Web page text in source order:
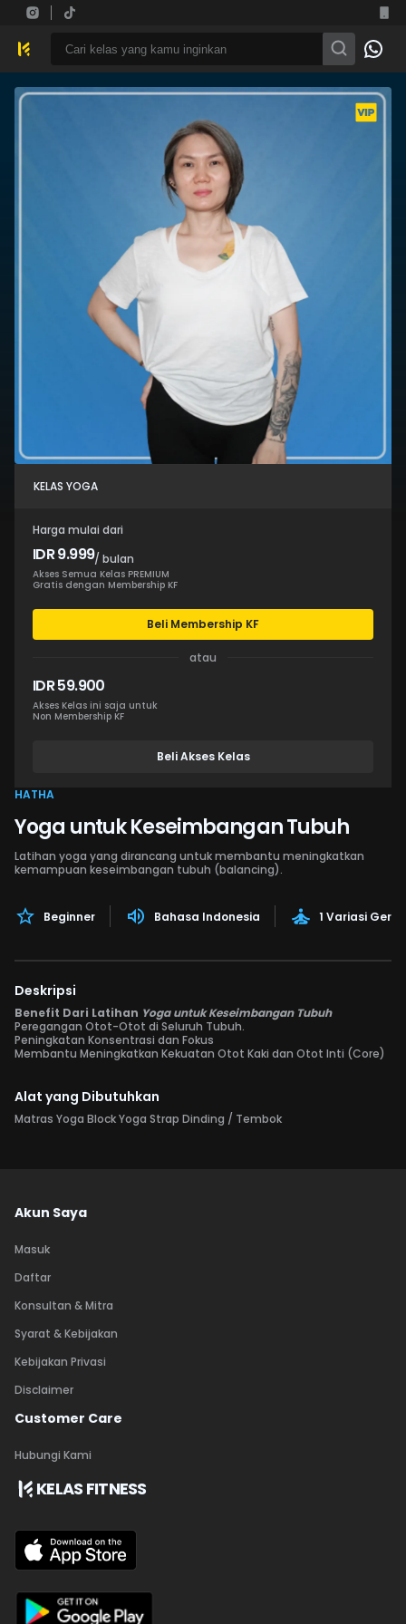
KELAS YOGA
Harga mulai dari
IDR 9.999/ bulan
Akses Semua Kelas PREMIUM
Gratis dengan Membership KF
Beli Membership KF
atau
IDR 59.900
Akses Kelas ini saja untuk
Non Membership KF
Beli Akses Kelas
HATHA
Yoga untuk Keseimbangan Tubuh
Latihan yoga yang dirancang untuk membantu meningkatkan
kemampuan keseimbangan tubuh (balancing).
Beginner Bahasa Indonesia 1 Variasi
Deskripsi
Benefit Dari Latihan Yoga untuk Keseimbangan Tubuh
Peregangan Otot-Otot di Seluruh Tubuh.
Peningkatan Konsentrasi dan Fokus
Membantu Meningkatkan Kekuatan Otot Kaki dan Otot Inti (Core)
Alat yang Dibutuhkan
Matras Yoga Block Yoga Strap Dinding / Tembok
Akun Saya
Masuk
Daftar
Konsultan & Mitra
Syarat & Kebijakan
Kebijakan Privasi
Disclaimer
Customer Care
Hubungi Kami
KELAS FITNESS